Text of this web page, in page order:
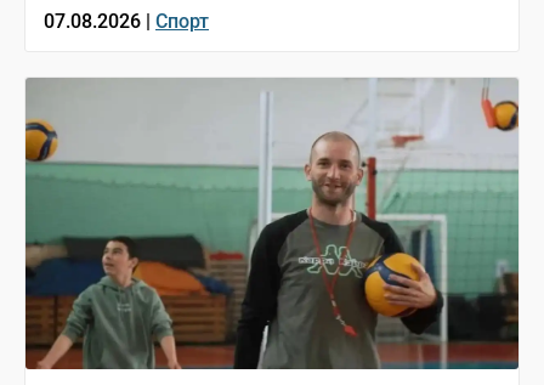
07.08.2026 | Спорт